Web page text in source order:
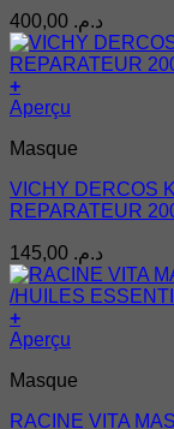
د.م.
+
Aperçu
Masque
VICHY DERCOS
REPARATEUR
د.م.
+
Aperçu
Masque
RACINE VITA